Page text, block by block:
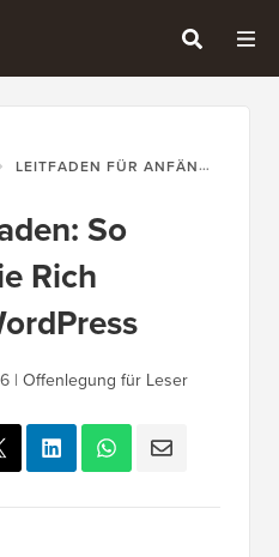
LEITFADEN FÜR ANFÄNGER
So
Rich
| Offenlegung für Leser